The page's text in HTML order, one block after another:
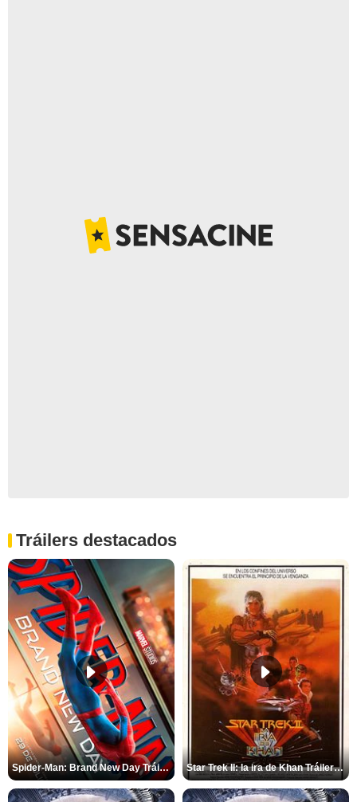
Tráilers destacados
Spider-Man: Brand New Day Tráiler (3) Star Trek II: la ira de Khan Tráiler VO